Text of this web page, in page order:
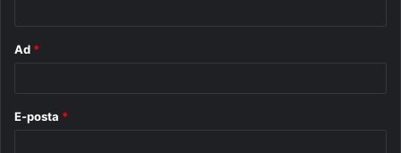
Ad *
E-posta *